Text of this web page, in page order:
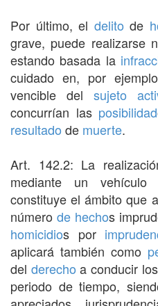
Por último, el delito de
grave, puede realizarse
estando basada la
cuidado en, por
vencible del sujeto
concurrían las posibilidad
resultado de muerte.
Art. 142.2: La
mediante un
constituye el ámbito que
número de hechos
homicidios por
aplicará también como
del derecho a conducir
periodo de tiempo,